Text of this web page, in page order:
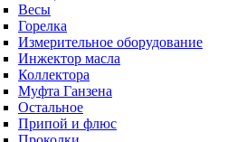
Весы
Горелка
Измерительное оборудование
Инжектор масла
Коллектора
Муфта Ганзена
Остальное
Припой и флюс